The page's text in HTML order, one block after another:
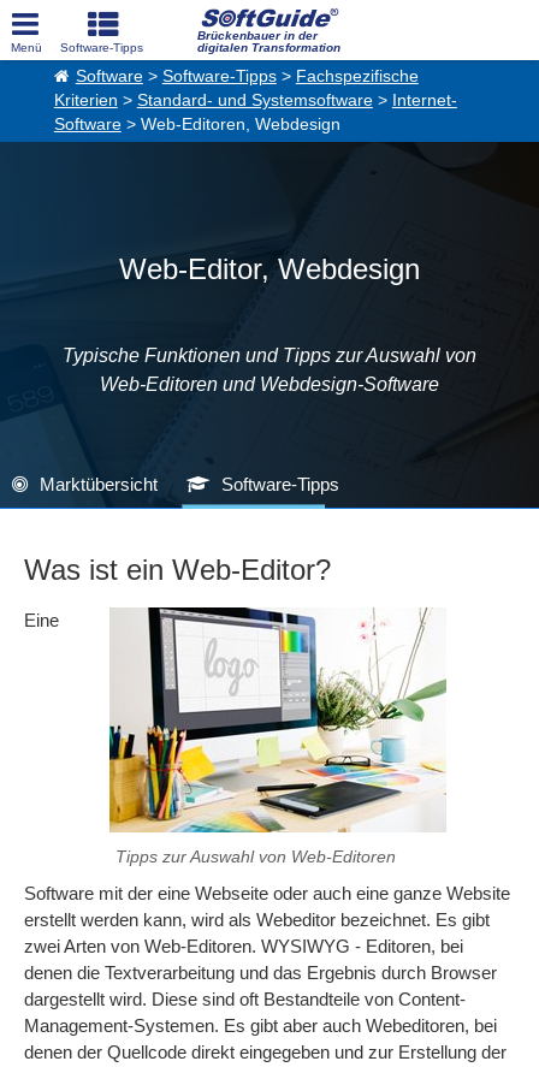
Brückenbauer in der
digitalen Transformation
Software> Software-Tipps> Fachspezifische
Kriterien > Standard- und Systemsoftware> Internet-
Software> Web-Editoren, Webdesign
Web-Editor, Webdesign
Typische Funktionen und Tipps zur Auswahl von
Web-Editoren und Webdesign-Software
Marktübersicht Software-Tipps
Was ist ein Web-Editor?
Tipps zur Auswahl von Web-Editoren
Eine
Software mit der eine Webseite oder auch eine ganze Website
erstellt werden kann, wird als Webeditor bezeichnet. Es gibt
zwei Arten von Web-Editoren. WYSIWYG - Editoren, bei
denen die Textverarbeitung und das Ergebnis durch Browser
dargestellt wird. Diese sind oft Bestandteile von Content-
Management-Systemen. Es gibt aber auch Webeditoren, bei
denen der Quellcode direkt eingegeben und zur Erstellung der